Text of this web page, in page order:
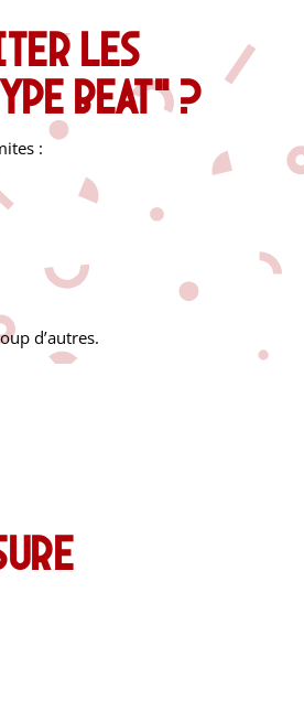
les
beat” ?
:
d’autres.